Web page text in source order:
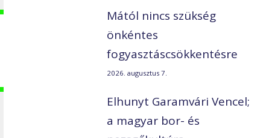
Mától nincs szükség
önkéntes
fogyasztáscsökkentésre
2026. augusztus 7.
Elhunyt Garamvári Vencel;
a magyar bor- és